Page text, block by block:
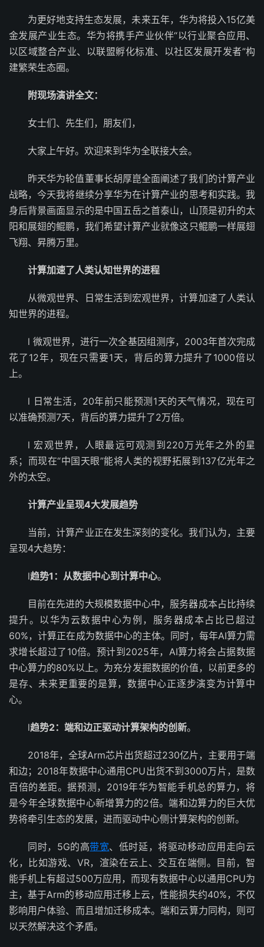
为更好地支持生态发展，未来五年，华为将投入15亿美
金发展产业生态。华为将携手产业伙伴“以行业聚合应用、
以区域整合产业、以联盟孵化标准、以社区发展开发者”构
建繁荣生态圈。
附现场演讲全文：
女士们、先生们，朋友们，
大家上午好。欢迎来到华为全联接大会。
昨天华为轮值董事长胡厚崑全面阐述了我们的计算产业
战略，今天我将继续分享华为在计算产业的思考和实践。我
身后背景画面显示的是中国五岳之首泰山，山顶是初升的太
阳和展翅的鲲鹏，我们希望计算产业就像这只鲲鹏一样展翅
飞翔、昇腾万里。
计算加速了人类认知世界的进程
从微观世界、日常生活到宏观世界，计算加速了人类认
知世界的进程。
l 微观世界，进行一次全基因组测序，2003年首次完成
花了12年，现在只需要1天，背后的算力提升了1000倍以
上。
l 日常生活，20年前只能预测1天的天气情况，现在可
以准确预测7天，背后的算力提升了2万倍。
l 宏观世界，人眼最远可观测到220万光年之外的星
系；而现在“中国天眼”能将人类的视野拓展到137亿光年之
外的太空。
计算产业呈现4大发展趋势
当前，计算产业正在发生深刻的变化。我们认为，主要
呈现4大趋势：
l趋势1：从数据中心到计算中心。
目前在先进的大规模数据中心中，服务器成本占比持续
提升。以华为云数据中心为例，服务器成本占比已超过
60%，计算正在成为数据中心的主体。同时，每年AI算力需
求增长超过了10倍。预计到2025年，AI算力将会占据数据
中心算力的80%以上。为充分发掘数据的价值，以前更多的
是存、未来更重要的是算，数据中心正逐步演变为计算中
心。
l趋势2：端和边正驱动计算架构的创新。
2018年，全球Arm芯片出货超过230亿片，主要用于端
和边；2018年数据中心通用CPU出货不到3000万片，是数
百倍的差距。据预测，2019年华为智能手机总的算力，将
是今年全球数据中心新增算力的2倍。端和边算力的巨大优
势将牵引生态的发展，进而驱动中心侧计算架构的创新。
同时，5G的高带宽、低时延，将驱动移动应用走向云
化，比如游戏、VR，渲染在云上、交互在端侧。目前，智
能手机上有超过500万应用，而现有数据中心以通用CPU为
主，基于Arm的移动应用迁移上云，性能损失约40%，不仅
影响用户体验、而且增加迁移成本。端和云算力同构，则可
以天然解决这个矛盾。